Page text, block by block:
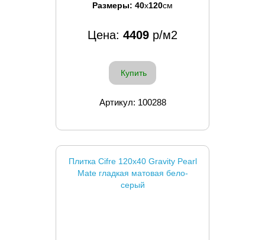
Размеры: 40x120см
Цена: 4409 р/м2
Купить
Артикул: 100288
Плитка Cifre 120x40 Gravity Pearl
Mate гладкая матовая бело-
серый